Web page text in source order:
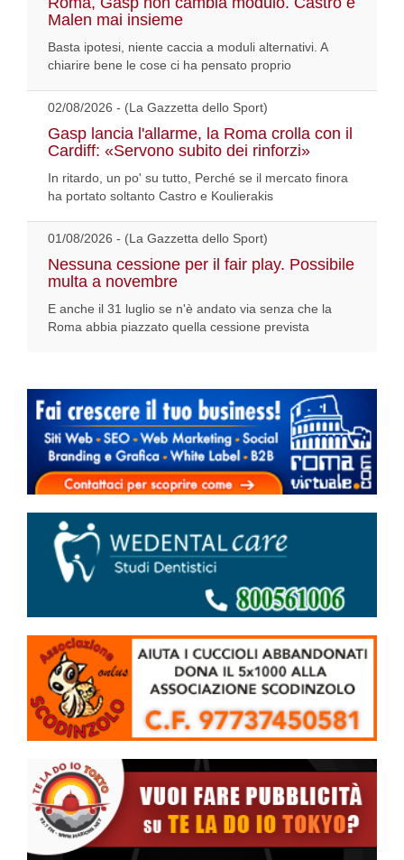
Malen mai insieme
Basta ipotesi, niente caccia a moduli alternativi. A
chiarire bene le cose ci ha pensato proprio
02/08/2026 - (La Gazzetta dello Sport)
Gasp lancia l'allarme, la Roma crolla con il
Cardiff: «Servono subito dei rinforzi»
In ritardo, un po' su tutto, Perché se il mercato finora
ha portato soltanto Castro e Koulierakis
01/08/2026 - (La Gazzetta dello Sport)
Nessuna cessione per il fair play. Possibile
multa a novembre
E anche il 31 luglio se n'è andato via senza che la
Roma abbia piazzato quella cessione prevista